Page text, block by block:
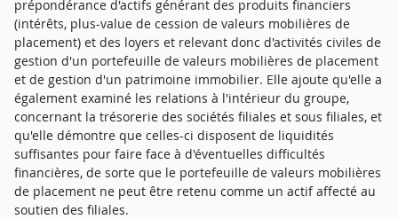
prépondérance d'actifs générant des produits financiers
(intérêts, plus-value de cession de valeurs mobilières de
placement) et des loyers et relevant donc d'activités civiles de
gestion d'un portefeuille de valeurs mobilières de placement
et de gestion d'un patrimoine immobilier. Elle ajoute qu'elle a
également examiné les relations à l'intérieur du groupe,
concernant la trésorerie des sociétés filiales et sous filiales, et
qu'elle démontre que celles-ci disposent de liquidités
suffisantes pour faire face à d'éventuelles difficultés
financières, de sorte que le portefeuille de valeurs mobilières
de placement ne peut être retenu comme un actif affecté au
soutien des filiales.